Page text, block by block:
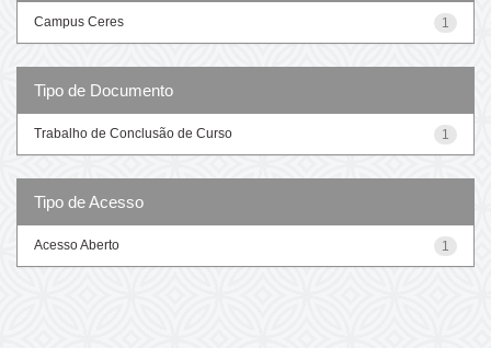
1
Campus Ceres
Tipo de Documento
1
Trabalho de Conclusão de Curso
Tipo de Acesso
1
Acesso Aberto